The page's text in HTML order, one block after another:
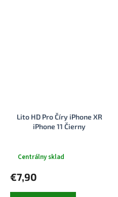
Lito HD Pro Číry iPhone XR
iPhone 11 Čierny
Centrálny sklad
€7,90